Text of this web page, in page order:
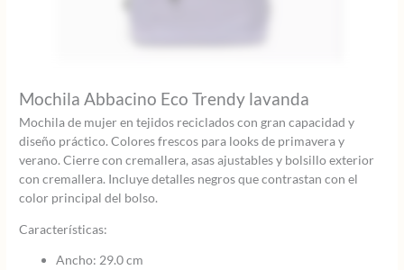
Mochila Abbacino Eco Trendy lavanda
Mochila de mujer en tejidos reciclados con gran capacidad y
diseño práctico. Colores frescos para looks de primavera y
verano. Cierre con cremallera, asas ajustables y bolsillo exterior
con cremallera. Incluye detalles negros que contrastan con el
color principal del bolso.
Características:
Ancho: 29.0 cm